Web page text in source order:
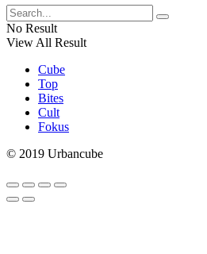
No Result
View All Result
Cube
Top
Bites
Cult
Fokus
© 2019 Urbancube